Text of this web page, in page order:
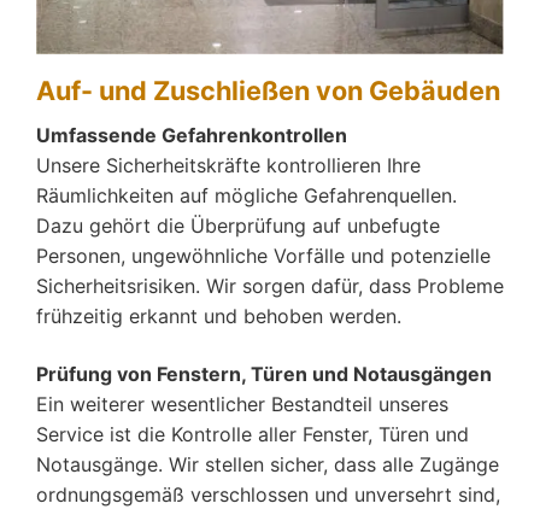
Auf- und Zuschließen von Gebäuden
Umfassende Gefahrenkontrollen
Unsere Sicherheitskräfte kontrollieren Ihre
Räumlichkeiten auf mögliche Gefahrenquellen.
Dazu gehört die Überprüfung auf unbefugte
Personen, ungewöhnliche Vorfälle und potenzielle
Sicherheitsrisiken. Wir sorgen dafür, dass Probleme
frühzeitig erkannt und behoben werden.
Prüfung von Fenstern, Türen und Notausgängen
Ein weiterer wesentlicher Bestandteil unseres
Service ist die Kontrolle aller Fenster, Türen und
Notausgänge. Wir stellen sicher, dass alle Zugänge
ordnungsgemäß verschlossen und unversehrt sind,